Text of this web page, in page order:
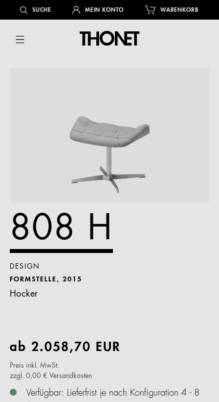
springenSUCHE MEIN KONTO WARENKORB
808 H
DESIGN
FORMSTELLE, 2015
Hocker
ab 2.058,70 EUR
Preis inkl. MwSt.
zzgl. 0,00 € Versandkosten
Verfügbar: Lieferfrist je nach Konfiguration 4 - 8